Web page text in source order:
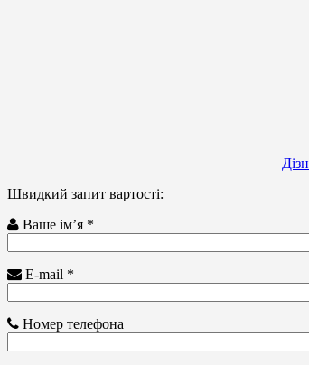
Швидкий запит вартості:
Ваше ім’я *
E-mail *
Номер телефона